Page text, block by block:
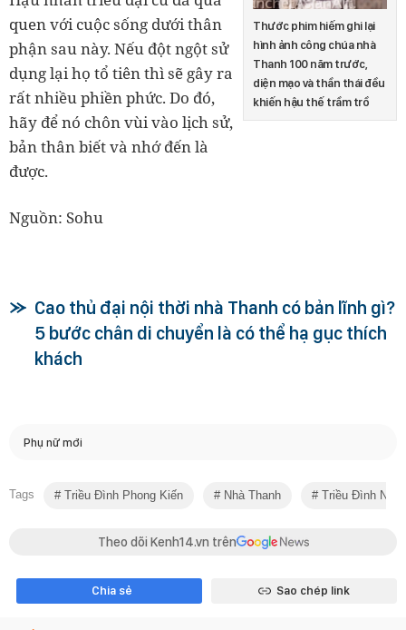
Thước phim hiếm ghi lại
hình ảnh công chúa nhà
Thanh 100 năm trước,
diện mạo và thần thái đều
khiến hậu thế trầm trồ
quen với cuộc sống dưới thân
phận sau này. Nếu đột ngột sử
dụng lại họ tổ tiên thì sẽ gây ra
rất nhiều phiền phức. Do đó,
hãy để nó chôn vùi vào lịch sử,
bản thân biết và nhớ đến là
được.
Nguồn: Sohu
Cao thủ đại nội thời nhà Thanh có bản lĩnh gì?
5 bước chân di chuyển là có thể hạ gục thích
khách
Phụ nữ mới
Tags Triều Đình Phong Kiến Nhà Thanh Triều Đình Nhà
Theo dõi Kenh14.vn trên
Chia sẻ Sao chép link